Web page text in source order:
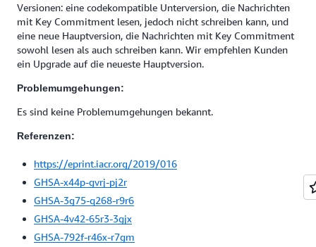
Versionen: eine codekompatible Unterversion, die Nachrichten
mit Key Commitment lesen, jedoch nicht schreiben kann, und
eine neue Hauptversion, die Nachrichten mit Key Commitment
sowohl lesen als auch schreiben kann. Wir empfehlen Kunden
ein Upgrade auf die neueste Hauptversion.
Problemumgehungen:
Es sind keine Problemumgehungen bekannt.
Referenzen:
https://eprint.iacr.org/2019/016
GHSA-x44p-gvrj-pj2r
GHSA-3g75-q268-r9r6
GHSA-4v42-65r3-3gjx
GHSA-792f-r46x-r7gm